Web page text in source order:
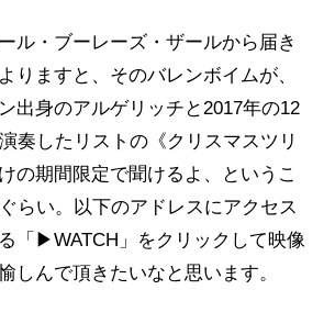
ル・ブーレーズ・ザールから届き
りますと、そのバレンボイムが、
出身のアルゲリッチと2017年の12
奏したリストの《クリスマスツリ
の期間限定で聞けるよ、というこ
らい。以下のアドレスにアクセス
「▶WATCH」をクリックして映像
しんで頂きたいなと思います。